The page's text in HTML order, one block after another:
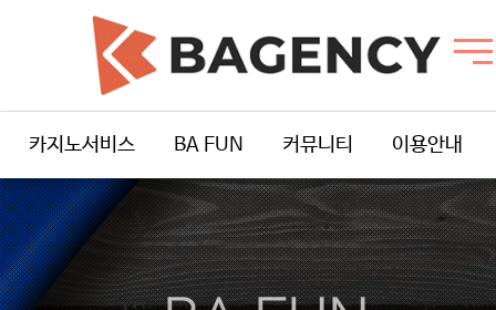
카지노서비스 BA FUN 커뮤니티 이용안내